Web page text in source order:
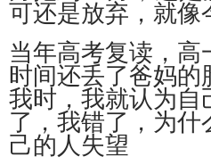
可还是放弃，就
当年高考复读，
时间还丢了爸妈
我时，我就认为
了，我错了，为
己的人失望